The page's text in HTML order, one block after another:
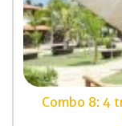
Combo 8: 4